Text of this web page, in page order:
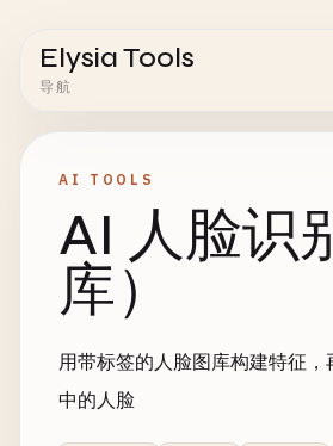
Elysia Tools
导航
AI TOOLS
AI 人脸识
库）
用带标签的人脸图库构建特征
中的人脸